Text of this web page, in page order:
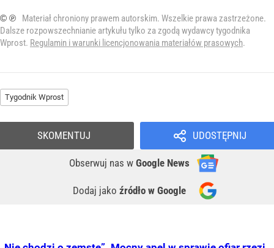
© ℗
Materiał chroniony prawem autorskim. Wszelkie prawa zastrzeżone.
Dalsze rozpowszechnianie artykułu tylko za zgodą wydawcy tygodnika
Wprost. Regulamin i warunki licencjonowania materiałów prasowych.
Tygodnik Wprost
UDOSTĘPNIJ
Obserwuj nas w Google News
Dodaj jako źródło w Google
SKOMENTUJ